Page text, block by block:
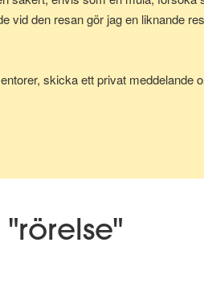
vid den resan gör jag en liknande
skicka ett privat meddelande